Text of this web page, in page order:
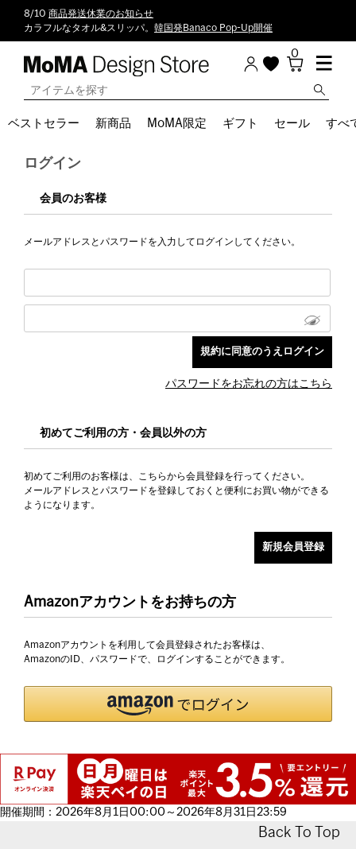
8/10 商品発送休業のお知らせ
カラフルなタオル&スリッパ。 韓国発Banaco Pop-Up開催
0
ベストセラー 新商品 MoMA限定 ギフト セール すべ
ログイン
会員のお客様
メールアドレスとパスワードを入力してログインしてください。
パスワードをお忘れの方はこちら
初めてご利用の方・会員以外の方
初めてご利用のお客様は、こちらから会員登録を行ってください。
メールアドレスとパスワードを登録しておくと便利にお買い物ができる
ようになります。
Amazonアカウントをお持ちの方
Amazonアカウントを利用して会員登録されたお客様は、
AmazonのID、パスワードで、ログインすることができます。
開催期間：2026年8月1日00:00～2026年8月31日23:59
Back To Top